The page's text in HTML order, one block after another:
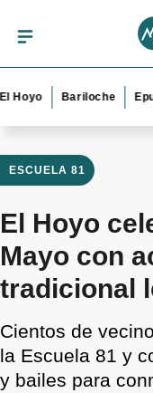
Bariloche Epuyén
ESCUELA 81
El Hoyo
Mayo con
tradicional
Cientos de
la Escuela 81 y
y bailes para